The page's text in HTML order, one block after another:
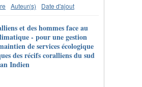
Auteur(s) Date d'ajout
et des hommes face au
- pour une gestion
de services écologique
des récifs coralliens du sud
Indien